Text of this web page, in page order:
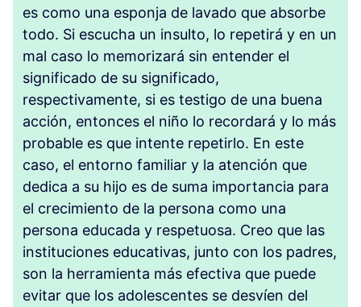
es como una esponja de lavado que absorbe
todo. Si escucha un insulto, lo repetirá y en un
mal caso lo memorizará sin entender el
significado de su significado,
respectivamente, si es testigo de una buena
acción, entonces el niño lo recordará y lo más
probable es que intente repetirlo. En este
caso, el entorno familiar y la atención que
dedica a su hijo es de suma importancia para
el crecimiento de la persona como una
persona educada y respetuosa. Creo que las
instituciones educativas, junto con los padres,
son la herramienta más efectiva que puede
evitar que los adolescentes se desvíen del